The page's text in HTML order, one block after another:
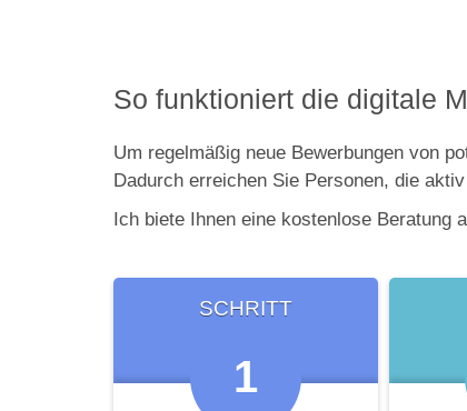
So funktioniert die digitale
Um regelmäßig neue Bewerbungen von
Dadurch erreichen Sie Personen, die
Ich biete Ihnen eine kostenlose Beratung
SCHRITT
1